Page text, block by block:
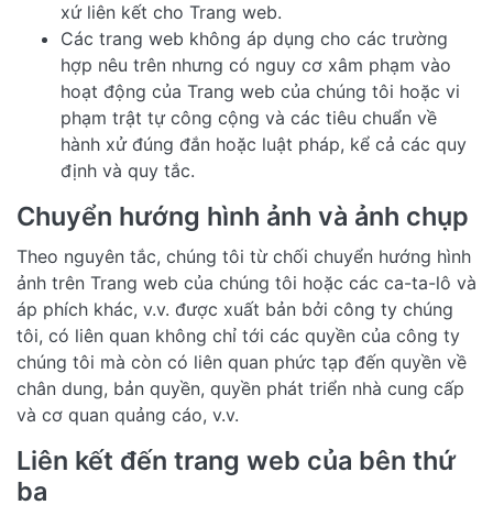
xứ liên kết cho Trang web.
Các trang web không áp dụng cho các trường
hợp nêu trên nhưng có nguy cơ xâm phạm vào
hoạt động của Trang web của chúng tôi hoặc vi
phạm trật tự công cộng và các tiêu chuẩn về
hành xử đúng đắn hoặc luật pháp, kể cả các quy
định và quy tắc.
Chuyển hướng hình ảnh và ảnh chụp
Theo nguyên tắc, chúng tôi từ chối chuyển hướng hình
ảnh trên Trang web của chúng tôi hoặc các ca-ta-lô và
áp phích khác, v.v. được xuất bản bởi công ty chúng
tôi, có liên quan không chỉ tới các quyền của công ty
chúng tôi mà còn có liên quan phức tạp đến quyền về
chân dung, bản quyền, quyền phát triển nhà cung cấp
và cơ quan quảng cáo, v.v.
Liên kết đến trang web của bên thứ
ba